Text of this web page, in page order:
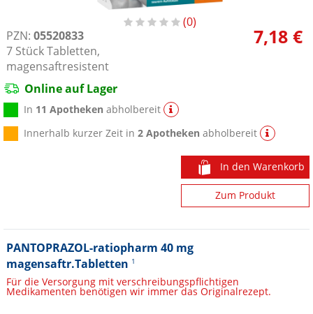
0
PZN: 05520833
7 Stück Tabletten,
magensaftresistent
7,18 €
Online auf Lager
In 11 Apotheken abholbereit
Innerhalb kurzer Zeit in2 Apotheken abholbereit
In den Warenkorb
Zum Produkt
PANTOPRAZOL-ratiopharm 40 mg
magensaftr.Tabletten 1
Für die Versorgung mit verschreibungspflichtigen
Medikamenten benötigen wir immer das Originalrezept.